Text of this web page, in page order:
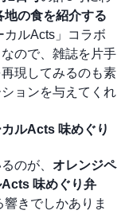
地の食を紹介する
カルActs」コラボ
ので、雑誌を片手
現してみるのも素
ョンを与えてくれ
ルActs 味めぐり
のが、 オレンジペ
味めぐり弁
きでしかありま